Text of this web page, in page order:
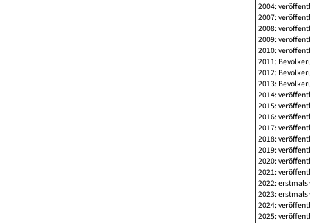
2004:
2007:
2008:
2009:
2010:
2011:
2012:
2013:
2014:
2015:
2016:
2017:
2018:
2019:
2020:
2021:
2022:
2023:
2024:
2025: